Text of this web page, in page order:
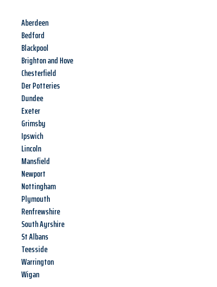
Aberdeen
Bedford
Blackpool
Brighton and Hove
Chesterfield
Der Potteries
Dundee
Exeter
Grimsby
Ipswich
Lincoln
Mansfield
Newport
Nottingham
Plymouth
Renfrewshire
South Ayrshire
St Albans
Teesside
Warrington
Wigan